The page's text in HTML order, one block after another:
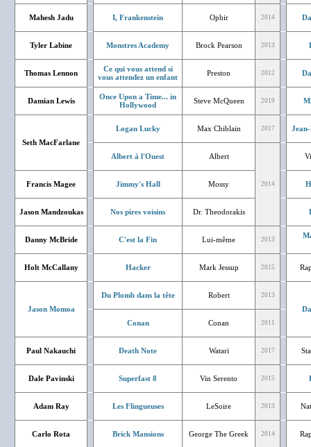
Mahesh Jadu I, Frankenstein Ophir 2014
Tyler Labine Monstres Academy Brock Pearson 2013
Thomas Lennon
Ce qui vous attend si
vous attendez un enfant
Preston 2012
Damian Lewis
Once Upon a Time... in
Hollywood
Steve McQueen 2019
Seth MacFarlane
Logan Lucky Max Chiblain 2017
Albert à l'Ouest Albert
2014
Francis Magee Jimmy's Hall Mossy
Jason Mandzoukas Nos pires voisins Dr. Theodorakis
Danny McBride C'est la Fin Lui-même 2013
Holt McCallany Hacker Mark Jessup 2015
Jason Momoa
Du Plomb dans la tête Robert 2013
Conan
Conan 2011
Paul Nakauchi Death Note Watari 2017
Dale Pavinski Superfast 8 Vin Serento 2015
Adam Ray Les Flingueuses LeSoire 2013
Carlo Rota Brick Mansions George The Greek 2014